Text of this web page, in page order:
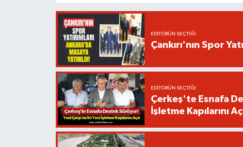
EDITÖRÜN SEÇTIĞI
Çankırı'nın Spor
EDITÖRÜN SEÇTIĞI
Çerkeş'te Esnafa
İşletme Kapılarını